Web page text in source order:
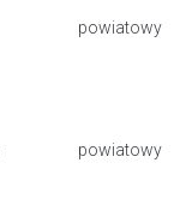
powiatowy
powiatowy